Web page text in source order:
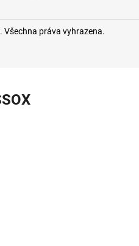
. Všechna práva vyhrazena.